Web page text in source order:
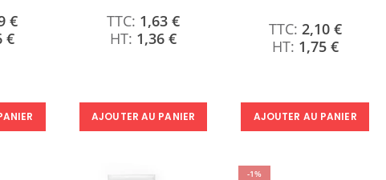
€
€
1,63 €
1,36 €
AJOUTER AU PANIER
2,10 €
1,75 €
AJOUTER AU PANIER
-1%